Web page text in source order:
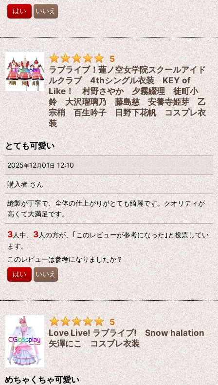
はい いいえ
5
ラブライブ！蓮ノ空女学院スクールアイド
ルクラブ 4thシングル衣装 KEY of
Like！ 村野さやか 夕霧綴理 徒町小
鈴 大沢瑠璃乃 藤島慈 安養寺姫芽 乙
宗梢 百生吟子 日野下花帆 コスプレ衣
装
とても可愛い
2025年12月01日12:10
購入者さん
縫製が丁寧で、全体の仕上がりがとても綺麗です。クオリティが
高くて大満足です。
3人中、3人の方が、｢このレビューが参考になった｣と投票してい
ます。
このレビューは参考になりましたか？
はい いいえ
5
Love Live! ラブライブ! Snow halation
矢澤にこ コスプレ衣装
めちゃくちゃ可愛い